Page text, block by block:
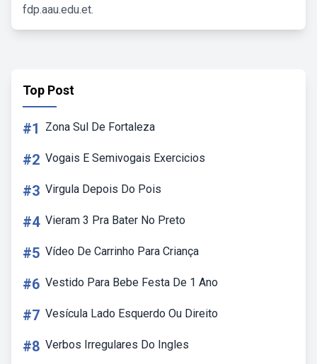
fdp.aau.edu.et.
Top Post
#1 Zona Sul De Fortaleza
#2 Vogais E Semivogais Exercicios
#3 Virgula Depois Do Pois
#4 Vieram 3 Pra Bater No Preto
#5 Vídeo De Carrinho Para Criança
#6 Vestido Para Bebe Festa De 1 Ano
#7 Vesícula Lado Esquerdo Ou Direito
#8 Verbos Irregulares Do Ingles